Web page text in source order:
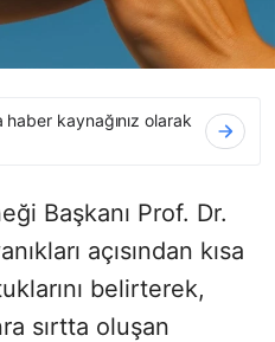
haber kaynağınız olarak
Başkanı Prof. Dr.
açısından kısa
belirterek,
sırtta oluşan